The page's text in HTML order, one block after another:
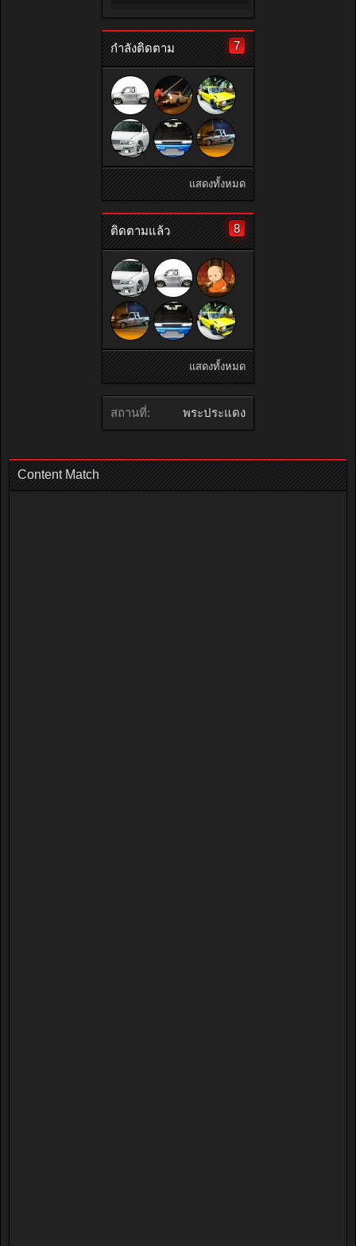
กำลังติดตาม 7
แสดงทั้งหมด
ติดตามแล้ว 8
แสดงทั้งหมด
สถานที่: พระประแดง
Content Match